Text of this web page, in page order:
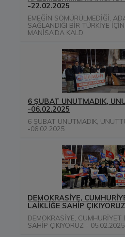
-22.02.2025
EMEĞİN SÖMÜRÜLMEDİĞİ,
SAĞLANDIĞI BİR TÜRKİYE
MANİSA’DA KALD
6 ŞUBAT UNUTMADIK,
-06.02.2025
6 ŞUBAT UNUTMADIK,
-06.02.2025
DEMOKRASİYE,
LAİKLİĞE SAHİP
DEMOKRASİYE, CUMHURİYET
SAHİP ÇIKIYORUZ - 05.02.2025